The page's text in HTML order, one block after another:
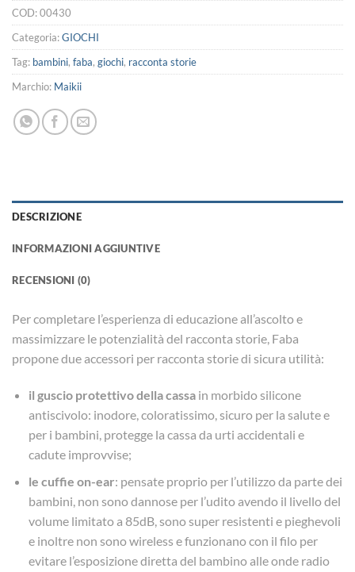
COD:00430
Categoria:GIOCHI
Tag: bambini, faba, giochi, racconta storie
Marchio: Maikii
DESCRIZIONE
INFORMAZIONI AGGIUNTIVE
RECENSIONI (0)
Per completare l’esperienza di educazione all’ascolto e
massimizzare le potenzialità del racconta storie, Faba
propone due accessori per racconta storie di sicura utilità:
il guscio protettivo della cassain morbido silicone
antiscivolo: inodore, coloratissimo, sicuro per la salute e
per i bambini, protegge la cassa da urti accidentali e
cadute improvvise;
le cuffie on-ear: pensate proprio per l’utilizzo da parte dei
bambini, non sono dannose per l’udito avendo il livello del
volume limitato a 85dB, sono super resistenti e pieghevoli
e inoltre non sono wireless e funzionano con il filo per
evitare l’esposizione diretta del bambino alle onde radio